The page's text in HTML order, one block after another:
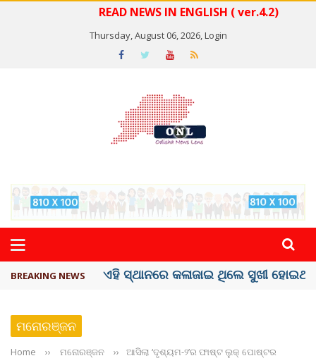
READ NEWS IN ENGLISH ( ver.4.2)
Thursday, August 06, 2026,Login
BREAKING NEWS ଦେଶରେ ପ୍ଲାଷ୍ଟିକ୍ ନୋଟ୍‌ ପ୍ରଚଳନ ...
ମନୋରଞ୍ଜନ
Home ›› ମନୋରଞ୍ଜନ ›› ଆସିଲା ‘ଦୃଶ୍ୟମ-୨’ର ଫାଷ୍ଟ ଲୁକ୍ ପୋଷ୍ଟର